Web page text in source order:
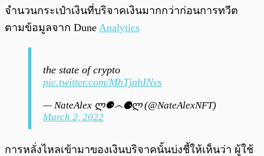
จำนวนกระเป๋าเงินที่บริจาคเงินมากกว่าก่อนการทวีต
ตามข้อมูลจาก Dune Analytics
the state of crypto
pic.twitter.com/MhTjnhINvs
— NateAlex ლ⚈෴⚈ლ (@NateAlexNFT)
March 2, 2022
การหลั่งไหลเข้ามาของเงินบริจาคนั้นบ่งชี้ให้เห็นว่า ผู้ใช้